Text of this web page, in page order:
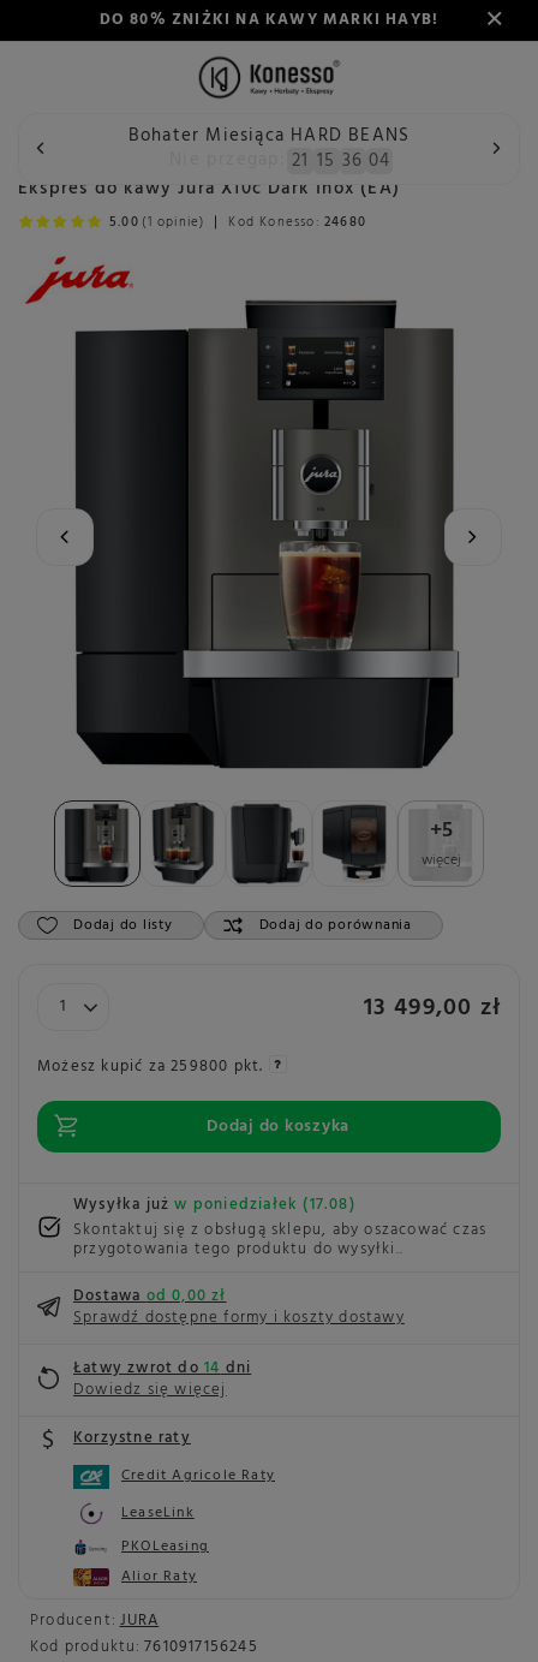
DO 80% ZNIŻKI NA KAWY MARKI HAYB!
Bohater Miesiąca HARD BEANS
21 15 36 03
Wstecz Konesso Ekspresy do kawy Producent Jura
+5
więcej
Ekspres do kawy Jura X10c Dark Inox (EA)
5.00 (1 opinie) Kod Konesso: 24680
Dodaj do listy Dodaj do porównania
Producent: JURA
Kod produktu: 7610917156245
13 499,00 zł
Możesz kupić za259800 pkt.
Dodaj do koszyka
Wysyłka jużw poniedziałek (17.08)
Skontaktuj się z obsługą sklepu, aby oszacować czas
przygotowania tego produktu do wysyłki.
Dostawaod 0,00 zł
Sprawdź dostępne formy i koszty dostawy
Łatwy zwrot do14dni
Dowiedz się więcej
Korzystne raty
Credit Agricole Raty
LeaseLink
PKOLeasing
Alior Raty